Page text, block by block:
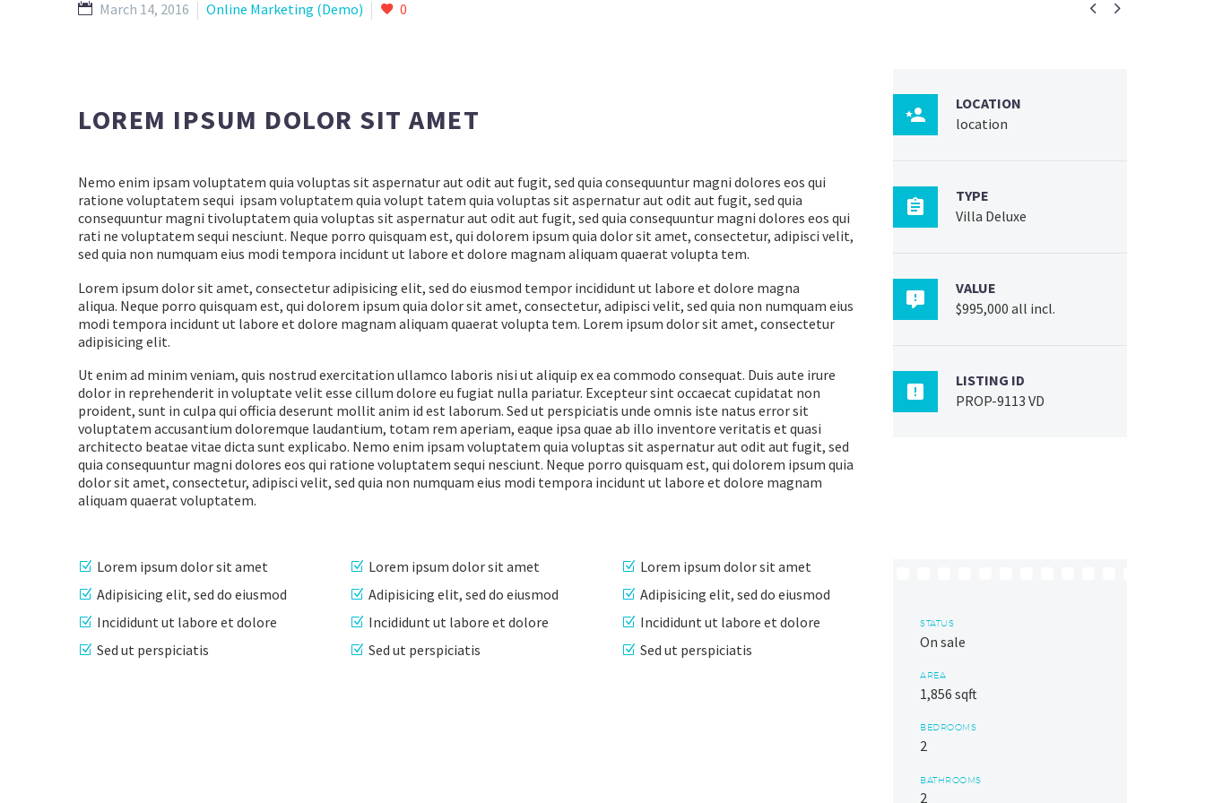
 
March 14, 2016 Online Marketing (Demo) 0
LOREM IPSUM DOLOR SIT AMET
Nemo enim ipsam voluptatem quia voluptas sit aspernatur aut odit aut fugit, sed quia consequuntur magni dolores eos qui
ratione voluptatem sequi ipsam voluptatem quia volupt tatem quia voluptas sit aspernatur aut odit aut fugit, sed quia
consequuntur magni tivoluptatem quia voluptas sit aspernatur aut odit aut fugit, sed quia consequuntur magni dolores eos qui
rati ne voluptatem sequi nesciunt. Neque porro quisquam est, qui dolorem ipsum quia dolor sit amet, consectetur, adipisci velit,
sed quia non numquam eius modi tempora incidunt ut labore et dolore magnam aliquam quaerat volupta tem.
Lorem ipsum dolor sit amet, consectetur adipisicing elit, sed do eiusmod tempor incididunt ut labore et dolore magna
aliqua. Neque porro quisquam est, qui dolorem ipsum quia dolor sit amet, consectetur, adipisci velit, sed quia non numquam eius
modi tempora incidunt ut labore et dolore magnam aliquam quaerat volupta tem. Lorem ipsum dolor sit amet, consectetur
adipisicing elit.
Ut enim ad minim veniam, quis nostrud exercitation ullamco laboris nisi ut aliquip ex ea commodo consequat. Duis aute irure
dolor in reprehenderit in voluptate velit esse cillum dolore eu fugiat nulla pariatur. Excepteur sint occaecat cupidatat non
proident, sunt in culpa qui officia deserunt mollit anim id est laborum. Sed ut perspiciatis unde omnis iste natus error sit
voluptatem accusantium doloremque laudantium, totam rem aperiam, eaque ipsa quae ab illo inventore veritatis et quasi
architecto beatae vitae dicta sunt explicabo. Nemo enim ipsam voluptatem quia voluptas sit aspernatur aut odit aut fugit, sed
quia consequuntur magni dolores eos qui ratione voluptatem sequi nesciunt. Neque porro quisquam est, qui dolorem ipsum quia
dolor sit amet, consectetur, adipisci velit, sed quia non numquam eius modi tempora incidunt ut labore et dolore magnam
aliquam quaerat voluptatem.
Lorem ipsum dolor sit amet
Adipisicing elit, sed do eiusmod
Incididunt ut labore et dolore
Sed ut perspiciatis
Lorem ipsum dolor sit amet
Adipisicing elit, sed do eiusmod
Incididunt ut labore et dolore
Sed ut perspiciatis
Lorem ipsum dolor sit amet
Adipisicing elit, sed do eiusmod
Incididunt ut labore et dolore
Sed ut perspiciatis

LOCATION
location

TYPE
Villa Deluxe

VALUE
$995,000 all incl.

LISTING ID
PROP-9113 VD
STATUS
On sale
AREA
1,856 sqft
BEDROOMS
2
BATHROOMS
2